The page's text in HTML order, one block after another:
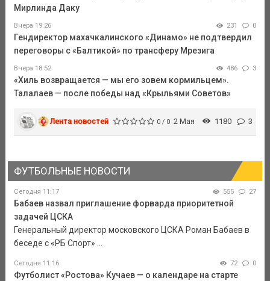
Мирлинда Даку
Вчера 19:26 231 0
Гендиректор махачкалинского «Динамо» не подтвердил
переговоры с «Балтикой» по трансферу Мрезига
Вчера 18:52 486 3
«Хиль возвращается — мы его зовем кормильцем».
Талалаев — после победы над «Крыльями Советов»
Лента новостей 0 / 0 2 Мая 1180 3
ФУТБОЛЬНЫЕ НОВОСТИ
Сегодня 11:17 555 27
Бабаев назвал приглашение форварда приоритетной
задачей ЦСКА
Генеральный директор московского ЦСКА Роман Бабаев в
беседе с «РБ Спорт» ...
Сегодня 11:16 72 0
Футболист «Ростова» Кучаев — о календаре на старте